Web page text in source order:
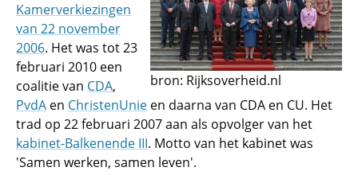
bron: Rijksoverheid.nl
Kamerverkiezingen
van 22 november
2006. Het was tot 23
februari 2010 een
coalitie van CDA,
PvdA en ChristenUnie en daarna van CDA en CU. Het
trad op 22 februari 2007 aan als opvolger van het
kabinet-Balkenende III. Motto van het kabinet was
'Samen werken, samen leven'.